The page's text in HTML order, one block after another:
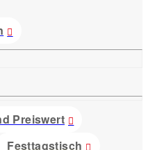
Preiswert
Festtagstisch